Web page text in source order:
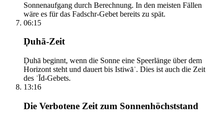
Sonnenaufgang durch Berechnung. In den meisten Fällen
wäre es für das Fadschr-Gebet bereits zu spät.
06:15
Ḍuhā-Zeit
Ḍuhā beginnt, wenn die Sonne eine Speerlänge über dem
Horizont steht und dauert bis Istiwāʾ. Dies ist auch die Zeit
des ʿĪd-Gebets.
13:16
Die Verbotene Zeit zum Sonnenhöchststand